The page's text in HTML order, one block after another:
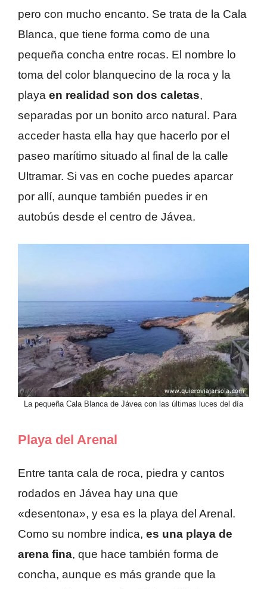
pero con mucho encanto. Se trata de la Cala
Blanca, que tiene forma como de una
pequeña concha entre rocas. El nombre lo
toma del color blanquecino de la roca y la
playa en realidad son dos caletas,
separadas por un bonito arco natural. Para
acceder hasta ella hay que hacerlo por el
paseo marítimo situado al final de la calle
Ultramar. Si vas en coche puedes aparcar
por allí, aunque también puedes ir en
autobús desde el centro de Jávea.
La pequeña Cala Blanca de Jávea con las últimas luces del día
Playa del Arenal
Entre tanta cala de roca, piedra y cantos
rodados en Jávea hay una que
«desentona», y esa es la playa del Arenal.
Como su nombre indica, es una playa de
arena fina, que hace también forma de
concha, aunque es más grande que la